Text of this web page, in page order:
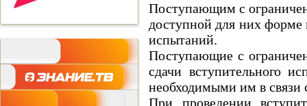
Поступающим с
доступной для них форме
испытаний.
Поступающие с
сдачи вступительного
необходимыми им в
При проведении